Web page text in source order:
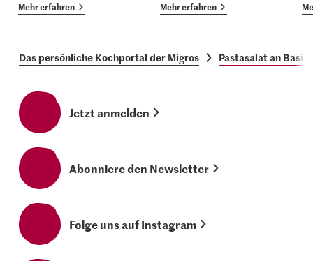
Mehr erfahren Mehr erfahren
Das persönliche Kochportal der Migros Pastasalat an
Jetzt anmelden
Abonniere den Newsletter
Folge uns auf Instagram